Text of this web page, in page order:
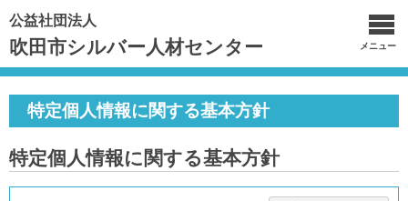
公益社団法人
吹田市シルバー人材センター メニュー
特定個人情報に関する基本方針
特定個人情報に関する基本方針